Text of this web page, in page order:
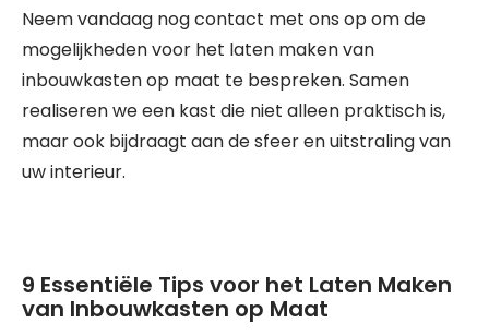
Neem vandaag nog contact met ons op om de
mogelijkheden voor het laten maken van
inbouwkasten op maat te bespreken. Samen
realiseren we een kast die niet alleen praktisch is,
maar ook bijdraagt aan de sfeer en uitstraling van
uw interieur.
9 Essentiële Tips voor het Laten Maken
van Inbouwkasten op Maat